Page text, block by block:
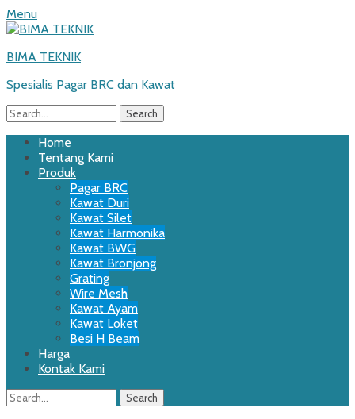
Menu
BIMA TEKNIK
Spesialis Pagar BRC dan Kawat
Search
for:
Primary
Menu
Skip
content
Home
Tentang Kami
Produk
Pagar BRC
Kawat Duri
Kawat Silet
Kawat Harmonika
Kawat BWG
Kawat Bronjong
Grating
Wire Mesh
Kawat Ayam
Kawat Loket
Besi H Beam
Harga
Kontak Kami
Search
Search
for: